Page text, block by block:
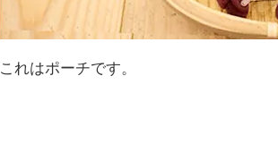
これはポーチです。